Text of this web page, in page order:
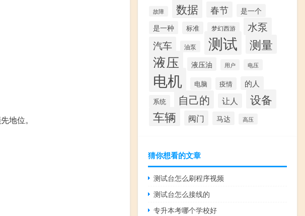
地位。
故障 数据 春节
是一个
是一种
标准 梦幻西游 水泵
汽车 油泵 测试 测量
液压 液压油 用户 电压
电机 电脑 疫情 的人
系统 自己的 让人
设备
车辆
阀门 马达 高压
猜你想看的文章
测试台怎么刷程序视频
测试台怎么接线的
专升本考哪个学校好